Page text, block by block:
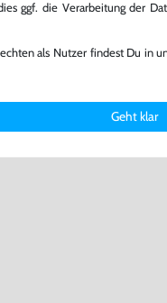
ggf. die Verarbeitung der
als Nutzer findest Du in
Geht klar